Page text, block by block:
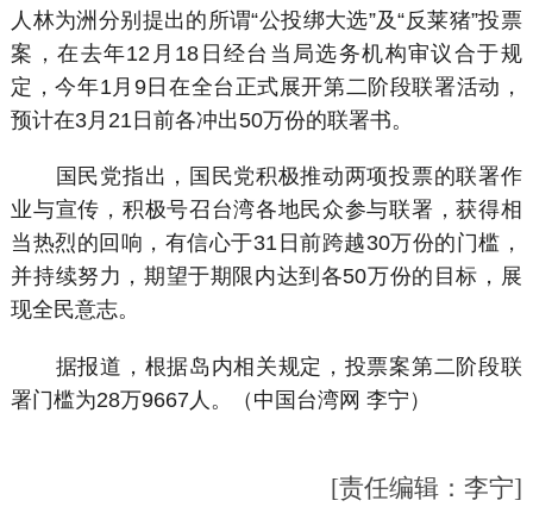
人林为洲分别提出的所谓“公投绑大选”及“反莱猪”投票
案，在去年12月18日经台当局选务机构审议合于规
定，今年1月9日在全台正式展开第二阶段联署活动，
预计在3月21日前各冲出50万份的联署书。
国民党指出，国民党积极推动两项投票的联署作
业与宣传，积极号召台湾各地民众参与联署，获得相
当热烈的回响，有信心于31日前跨越30万份的门槛，
并持续努力，期望于期限内达到各50万份的目标，展
现全民意志。
据报道，根据岛内相关规定，投票案第二阶段联
署门槛为28万9667人。（中国台湾网 李宁）
[责任编辑：李宁]